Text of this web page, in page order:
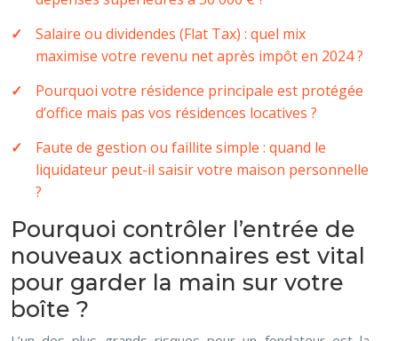
Salaire ou dividendes (Flat Tax) : quel mix
maximise votre revenu net après impôt en 2024 ?
Pourquoi votre résidence principale est protégée
d’office mais pas vos résidences locatives ?
Faute de gestion ou faillite simple : quand le
liquidateur peut-il saisir votre maison personnelle
?
Pourquoi contrôler l’entrée de
nouveaux actionnaires est vital
pour garder la main sur votre
boîte ?